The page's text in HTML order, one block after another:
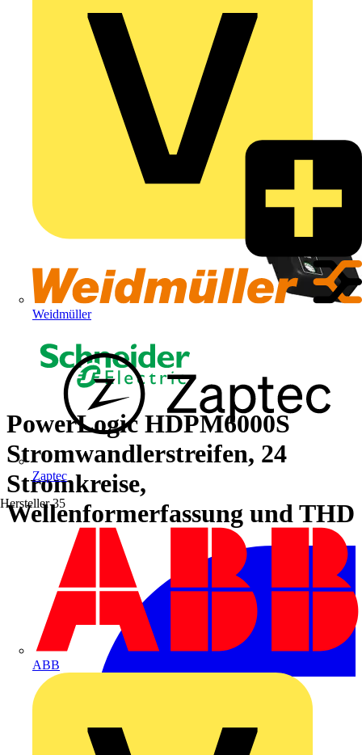
Weidmüller
Zaptec
Hersteller 35
ABB
PowerLogic HDPM6000S
Stromwandlerstreifen, 24
Stromkreise,
Wellenformerfassung und THD